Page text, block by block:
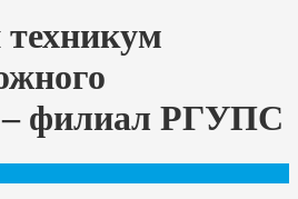
– филиал РГУПС